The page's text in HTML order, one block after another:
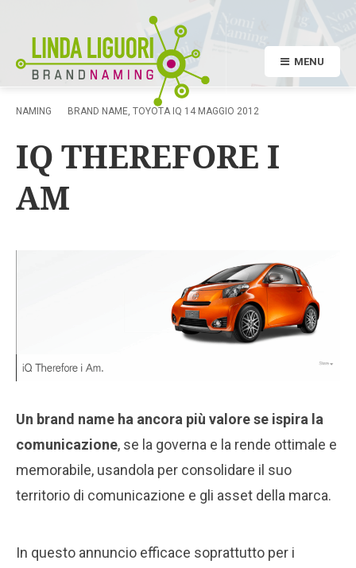
MENU
NAMING BRAND NAME, TOYOTA IQ 14 MAGGIO 2012
IQ THEREFORE I
AM
Un brand name ha ancora più valore se ispira la
comunicazione, se la governa e la rende ottimale e
memorabile, usandola per consolidare il suo
territorio di comunicazione e gli asset della marca.
In questo annuncio efficace soprattutto per i